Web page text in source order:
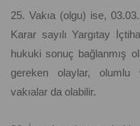
25. Vakıa (olgu) ise,
Karar sayılı Yargıtay
hukuki sonuç bağlanmış
gereken olaylar, olumlu
vakıalar da olabilir.